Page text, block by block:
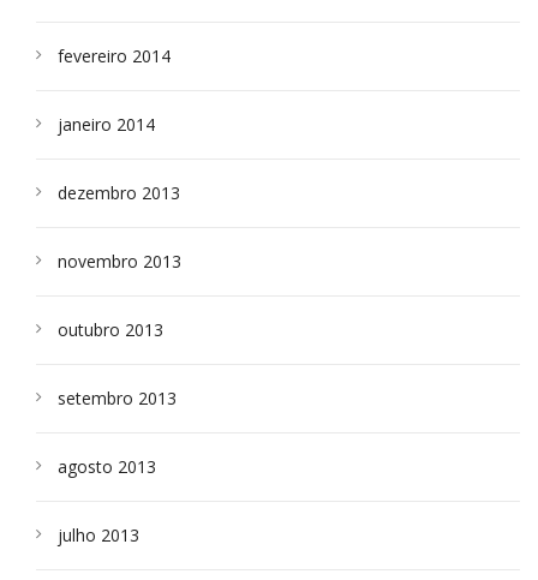
fevereiro 2014
janeiro 2014
dezembro 2013
novembro 2013
outubro 2013
setembro 2013
agosto 2013
julho 2013